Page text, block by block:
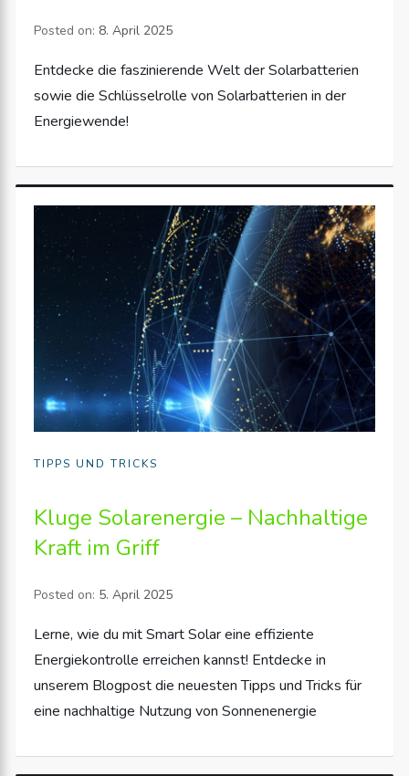
Posted on: 8. April 2025
Entdecke die faszinierende Welt der Solarbatterien
sowie die Schlüsselrolle von Solarbatterien in der
Energiewende!
TIPPS UND TRICKS
Kluge Solarenergie – Nachhaltige
Kraft im Griff
Posted on: 5. April 2025
Lerne, wie du mit Smart Solar eine effiziente
Energiekontrolle erreichen kannst! Entdecke in
unserem Blogpost die neuesten Tipps und Tricks für
eine nachhaltige Nutzung von Sonnenenergie